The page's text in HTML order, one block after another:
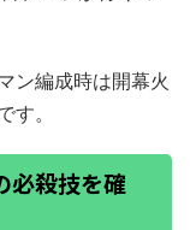
ン編成時は開幕火
す。
必殺技を確